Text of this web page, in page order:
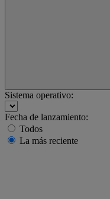
Sistema operativo:
Fecha de lanzamiento:
Todos
La más reciente